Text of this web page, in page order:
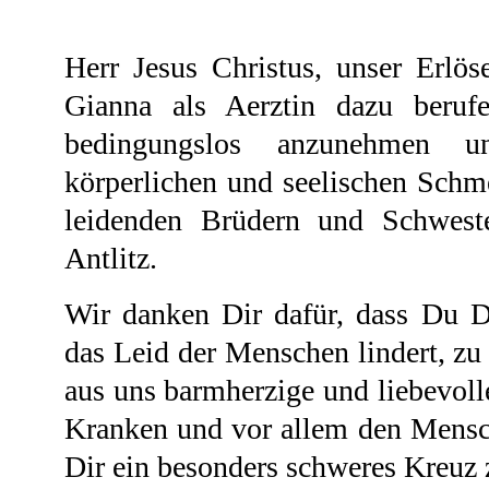
Herr Jesus Christus, unser
Gianna als Aerztin dazu
bedingungslos
körperlichen und seelischen
leidenden Brüdern und
Antlitz.
Wir danken Dir dafür, dass Du
das Leid der Menschen lindert,
aus uns barmherzige und
Kranken und vor allem den
Dir ein besonders schweres Kreuz